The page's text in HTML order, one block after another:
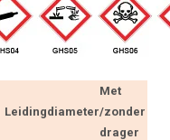
Leidingdiameter
Met
/zonder
drager